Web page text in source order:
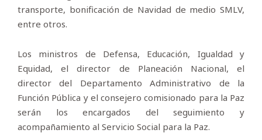
transporte, bonificación de Navidad de medio SMLV,
entre otros.
Los ministros de Defensa, Educación, Igualdad y
Equidad, el director de Planeación Nacional, el
director del Departamento Administrativo de la
Función Pública y el consejero comisionado para la Paz
serán los encargados del seguimiento y
acompañamiento al Servicio Social para la Paz.